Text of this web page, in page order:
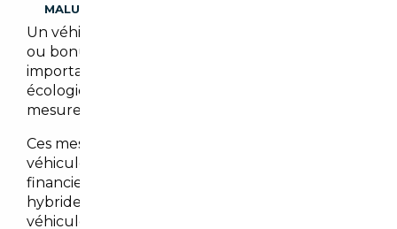
MALUS
Un véhicule importé peut être assujetti à malus
ou bonus écologique. Il est cependant
important de noter que les malus et/ou bonus
écologiques peuvent évoluer en fonction des
mesures gouvernementales en vigueur.
Ces mesures visent à encourager l’achat de
véhicules moins polluants en offrant des bonus
financiers pour les véhicules électriques et
hybrides, tout en imposant des malus sur les
véhicules les plus polluants.